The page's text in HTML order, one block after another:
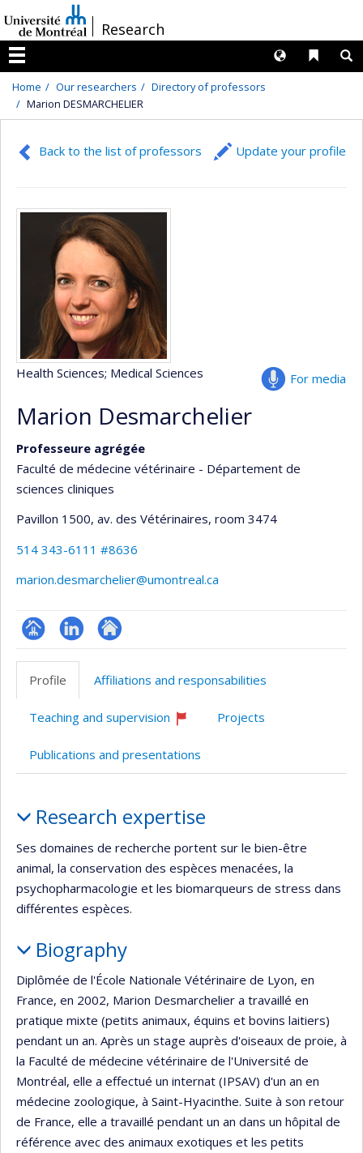
au
contenu
/Research
Menu
Liens
Langues
Home Our researchers
Directory of professors
Marion DESMARCHELIER
Back to the list of professors Update your profile
For media
Health Sciences; Medical Sciences
Marion Desmarchelier
Professeure agrégée
Faculté de médecine vétérinaire - Département de
sciences cliniques
Pavillon 1500, av. des Vétérinaires, room 3474
514 343-6111 #8636
marion.desmarchelier@umontreal.ca
Page
professionnelle
LinkedInAutre
site
Profile Affiliations and responsabilities
Teaching and supervision
recruiting
Projects
Publications and presentations
Research expertise
Ses domaines de recherche portent sur le bien-être
animal, la conservation des espèces menacées, la
psychopharmacologie et les biomarqueurs de stress dans
différentes espèces.
Biography
Diplômée de l'École Nationale Vétérinaire de Lyon, en
France, en 2002, Marion Desmarchelier a travaillé en
pratique mixte (petits animaux, équins et bovins laitiers)
pendant un an. Après un stage auprès d'oiseaux de proie, à
la Faculté de médecine vétérinaire de l'Université de
Montréal, elle a effectué un internat (IPSAV) d'un an en
médecine zoologique, à Saint-Hyacinthe. Suite à son retour
de France, elle a travaillé pendant un an dans un hôpital de
référence avec des animaux exotiques et les petits